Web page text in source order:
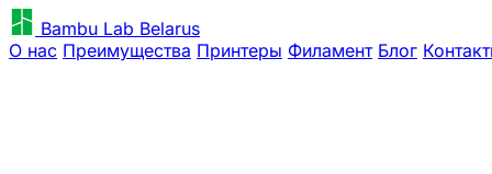
Bambu Lab Belarus
О нас Преимущества Принтеры Филамент Блог